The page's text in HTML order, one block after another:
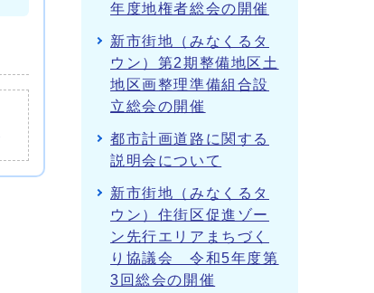
年度地権者総会の開催
新市街地（みなくるタ
ウン）第2期整備地区土
地区画整理準備組合設
立総会の開催
都市計画道路に関する
説明会について
新市街地（みなくるタ
ウン）住街区促進ゾー
ン先行エリアまちづく
り協議会 令和5年度第
3回総会の開催